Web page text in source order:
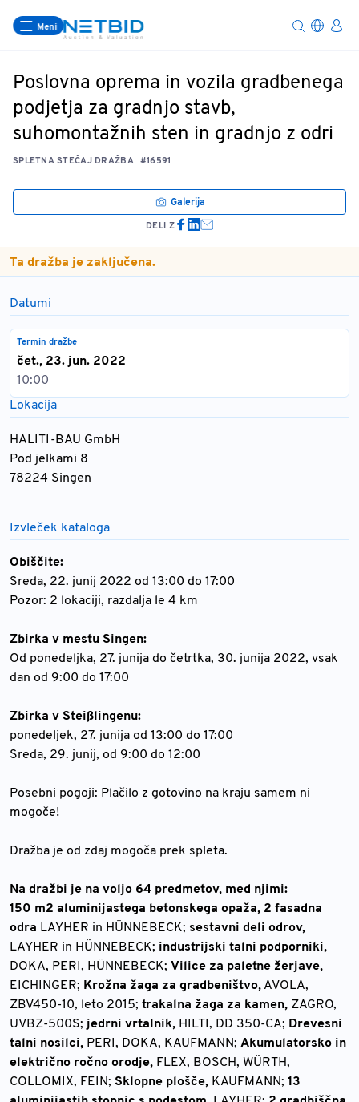
Meni
Poslovna oprema in vozila gradbenega
podjetja za gradnjo stavb,
suhomontažnih sten in gradnjo z odri
SPLETNA STEČAJ DRAŽBA #16591
Galerija
DELI Z
Ta dražba je zaključena.
Datumi
Termin dražbe
čet., 23. jun. 2022
10:00
Lokacija
HALITI-BAU GmbH
Pod jelkami 8
78224 Singen
Izvleček kataloga
Obiščite:
Sreda, 22. junij 2022 od 13:00 do 17:00
Pozor: 2 lokaciji, razdalja le 4 km
Zbirka v mestu Singen:
Od ponedeljka, 27. junija do četrtka, 30. junija 2022, vsak
dan od 9:00 do 17:00
Zbirka v Steißlingenu:
ponedeljek, 27. junija od 13:00 do 17:00
Sreda, 29. junij, od 9:00 do 12:00
Posebni pogoji: Plačilo z gotovino na kraju samem ni
mogoče!
Dražba je od zdaj mogoča prek spleta.
Na dražbi je na voljo 64 predmetov, med njimi:
150 m2 aluminijastega betonskega opaža, 2 fasadna
odra LAYHER in HÜNNEBECK; sestavni deli odrov,
LAYHER in HÜNNEBECK; industrijski talni podporniki,
DOKA, PERI, HÜNNEBECK; Vilice za paletne žerjave,
EICHINGER; Krožna žaga za gradbeništvo, AVOLA,
ZBV450-10, leto 2015; trakalna žaga za kamen, ZAGRO,
UVBZ-500S;jedrni vrtalnik, HILTI, DD 350-CA; Drevesni
talni nosilci, PERI, DOKA, KAUFMANN; Akumulatorsko in
električno ročno orodje, FLEX, BOSCH, WÜRTH,
COLLOMIX, FEIN; Sklopne plošče, KAUFMANN; 13